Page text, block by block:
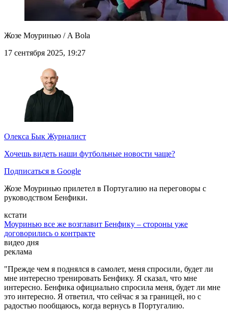
Жозе Моуринью / A Bola
17 сентября 2025, 19:27
Олекса Бык Журналист
Хочешь видеть наши футбольные новости чаще?
Подписаться в Google
Жозе Моуринью прилетел в Португалию на переговоры с
руководством Бенфики.
кстати
Моуринью все же возглавит Бенфику – стороны уже
договорились о контракте
видео дня
реклама
"Прежде чем я поднялся в самолет, меня спросили, будет ли
мне интересно тренировать Бенфику. Я сказал, что мне
интересно. Бенфика официально спросила меня, будет ли мне
это интересно. Я ответил, что сейчас я за границей, но с
радостью пообщаюсь, когда вернусь в Португалию.